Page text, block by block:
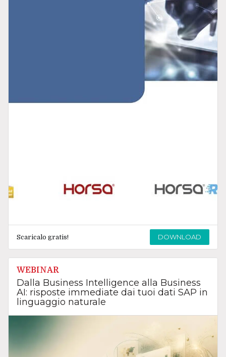
Scaricalo gratis! DOWNLOAD
WEBINAR
Dalla Business Intelligence alla Business
AI: risposte immediate dai tuoi dati SAP in
linguaggio naturale